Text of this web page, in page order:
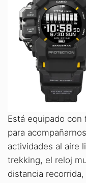
Está equipado
para
actividades al aire
trekking, el reloj
distancia